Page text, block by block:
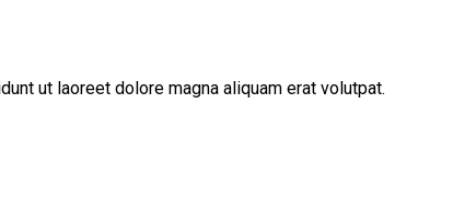
ut laoreet dolore magna aliquam erat volutpat.